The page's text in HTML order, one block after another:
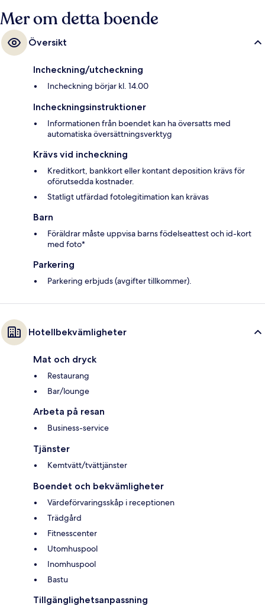
Mer om detta boende
Översikt
Incheckning/utcheckning
Incheckning börjar kl. 14.00
Incheckningsinstruktioner
Informationen från boendet kan ha översatts med
automatiska översättningsverktyg
Krävs vid incheckning
Kreditkort, bankkort eller kontant deposition krävs för
oförutsedda kostnader.
Statligt utfärdad fotolegitimation kan krävas
Barn
Föräldrar måste uppvisa barns födelseattest och id-kort
med foto*
Parkering
Parkering erbjuds (avgifter tillkommer).
Hotellbekvämligheter
Mat och dryck
Restaurang
Bar/lounge
Arbeta på resan
Business-service
Tjänster
Kemtvätt/tvättjänster
Boendet och bekvämligheter
Värdeförvaringsskåp i receptionen
Trädgård
Fitnesscenter
Utomhuspool
Inomhuspool
Bastu
Tillgänglighetsanpassning